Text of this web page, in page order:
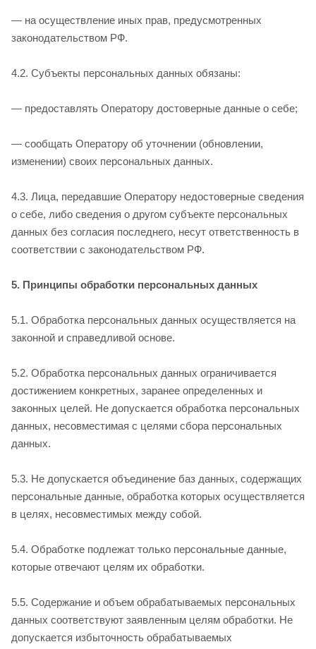
— на осуществление иных прав, предусмотренных
законодательством РФ.
4.2. Субъекты персональных данных обязаны:
— предоставлять Оператору достоверные данные о себе;
— сообщать Оператору об уточнении (обновлении,
изменении) своих персональных данных.
4.3. Лица, передавшие Оператору недостоверные сведения
о себе, либо сведения о другом субъекте персональных
данных без согласия последнего, несут ответственность в
соответствии с законодательством РФ.
5. Принципы обработки персональных данных
5.1. Обработка персональных данных осуществляется на
законной и справедливой основе.
5.2. Обработка персональных данных ограничивается
достижением конкретных, заранее определенных и
законных целей. Не допускается обработка персональных
данных, несовместимая с целями сбора персональных
данных.
5.3. Не допускается объединение баз данных, содержащих
персональные данные, обработка которых осуществляется
в целях, несовместимых между собой.
5.4. Обработке подлежат только персональные данные,
которые отвечают целям их обработки.
5.5. Содержание и объем обрабатываемых персональных
данных соответствуют заявленным целям обработки. Не
допускается избыточность обрабатываемых